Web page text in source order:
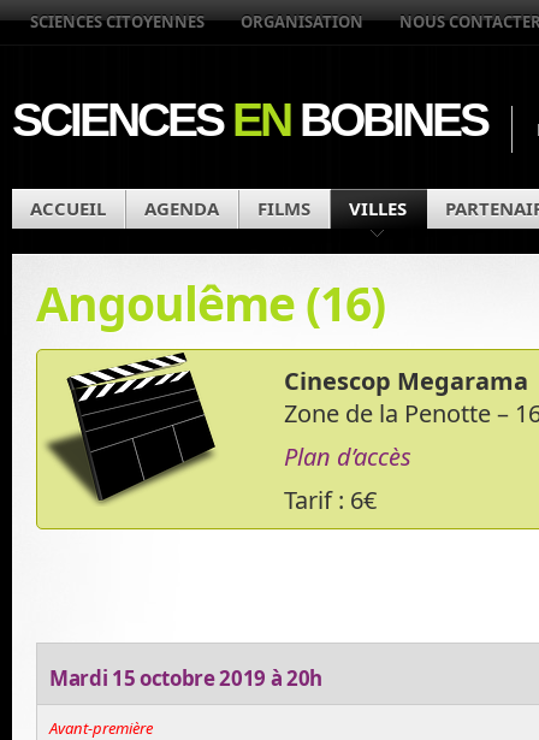
SCIENCES CITOYENNES ORGANISATION NOUS
SCIENCESENBOBINES
ACCUEIL AGENDA FILMS VILLES
Angoulême (16)
Cinescop Megarama
Zone de la Penotte –
Plan d’accès
Tarif : 6€
Mardi 15 octobre 2019 à 20h
Avant-première